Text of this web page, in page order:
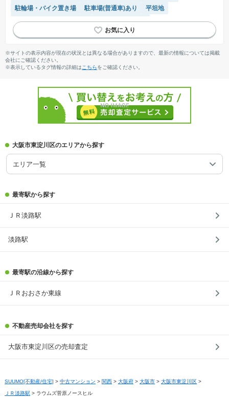
駐輪場・バイク置き場
駐車場(普通車)あり
平坦地
モニター付きインターホン
システムキッチン
※サイトの表示内容が現在の状況とは異なる場合がありますので、最新の情報については掲載
会社にご確認ください。
※表示しているタグ情報の詳細は こちらをご確認ください。
大阪市東淀川区のエリアから探す
エリア一覧
最寄駅から探す
ＪＲ淡路駅
淡路駅
最寄駅の沿線から探す
ＪＲおおさか東線
不動産売却会社を探す
大阪市東淀川区の売却査定
SUUMO[不動産/住宅] > 中古マンション > 関西 > 大阪府 > 大阪市 > 大阪市東淀川区 >
ＪＲ淡路駅 > ラウムズ菅原ノースヒル